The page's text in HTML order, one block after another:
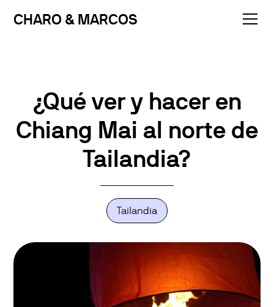
CHARO & MARCOS
¿Qué ver y hacer en
Chiang Mai al norte de
Tailandia?
Tailandia